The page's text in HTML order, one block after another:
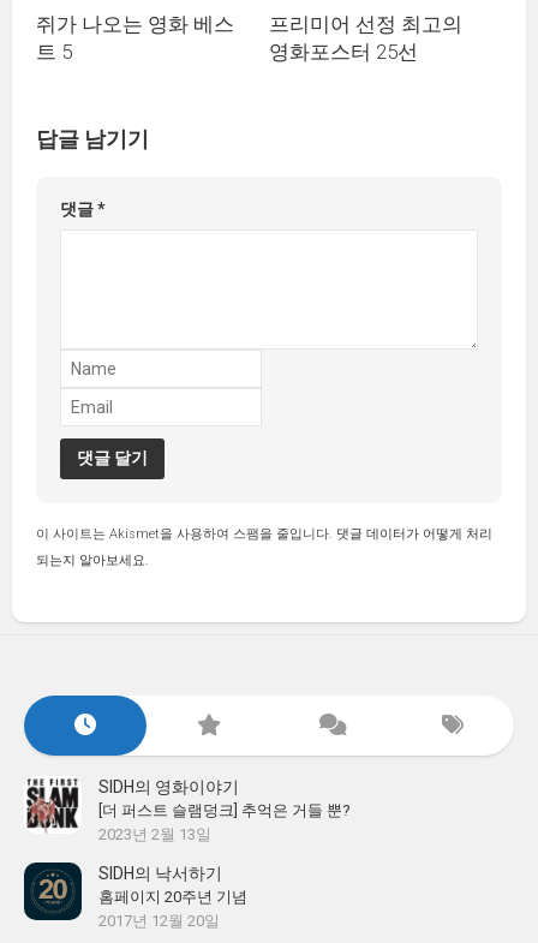
쥐가 나오는 영화 베스
트 5
프리미어 선정 최고의
영화포스터 25선
답글 남기기
댓글*
이 사이트는 Akismet을 사용하여 스팸을 줄입니다. 댓글 데이터가 어떻게 처리
되는지 알아보세요.
SIDH의 영화이야기
[더 퍼스트 슬램덩크] 추억은 거들 뿐?
2023년 2월 13일
SIDH의 낙서하기
홈페이지 20주년 기념
2017년 12월 20일